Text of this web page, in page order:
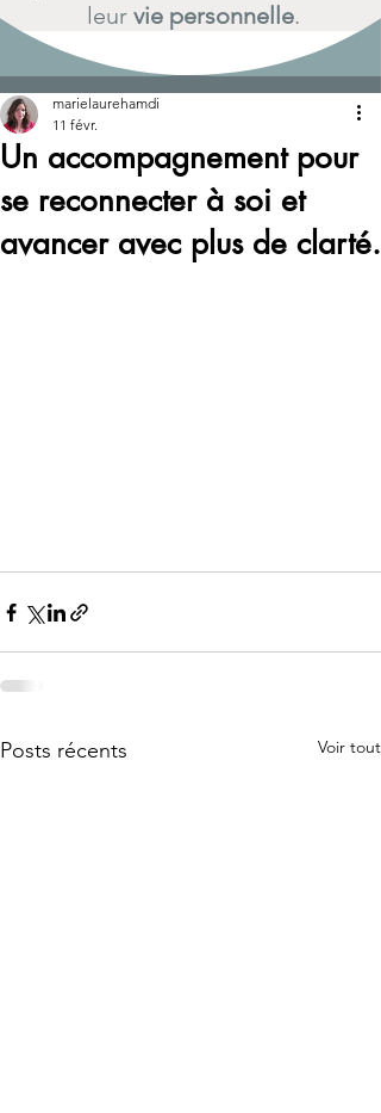
leur vie personnelle.
Un accompagnement pour
se reconnecter à soi et
avancer avec plus de clarté.
marielaurehamdi
11 févr.
Posts récents Voir tout